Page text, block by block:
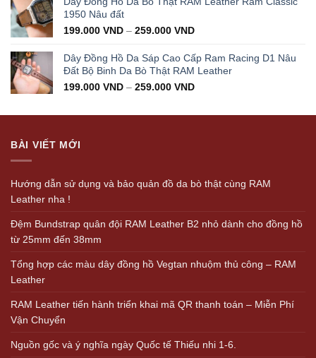
1950 Nâu đất
199.000 VND – 259.000 VND
Dây Đồng Hồ Da Sáp Cao Cấp Ram Racing D1 Nâu
Đất Bộ Binh Da Bò Thật RAM Leather
199.000 VND – 259.000 VND
BÀI VIẾT MỚI
Hướng dẫn sử dụng và bảo quản đồ da bò thật cùng RAM
Leather nha !
Đệm Bundstrap quân đội RAM Leather B2 nhỏ dành cho đồng hồ
từ 25mm đến 38mm
Tổng hợp các màu dây đồng hồ Vegtan nhuộm thủ công – RAM
Leather
RAM Leather tiến hành triển khai mã QR thanh toán – Miễn Phí
Vận Chuyển
Nguồn gốc và ý nghĩa ngày Quốc tế Thiếu nhi 1-6.